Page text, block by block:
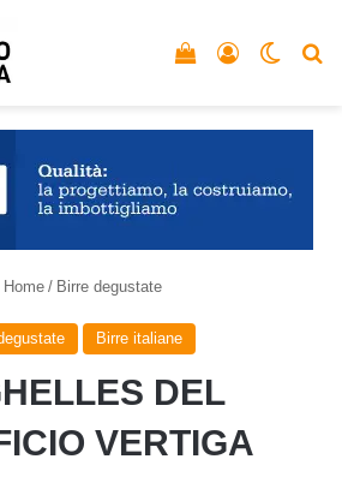
Accedi
Vedi il carrello
Home / Birre degustate
Birre italiane
DEL
VERTIGA